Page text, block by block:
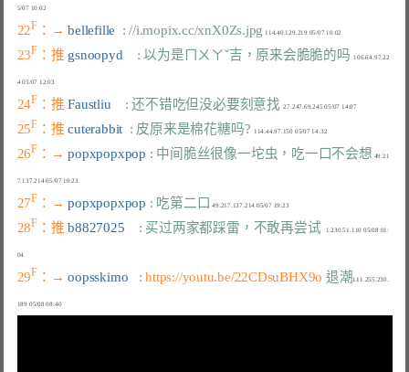
22F ：→ bellefille : //i.mopix.cc/xnX0Zs.jpg
23F ：推 gsnoopyd : 以为是ㄇㄨㄚˇ吉，原来会脆脆的吗
  106.64.97.22
4 05/07 12:03
24F ：推 Faustliu : 还不错吃但没必要刻意找
  27.247.69.245 05/07 14:07
25F ：推 cuterabbit : 皮原来是棉花糖吗?
26F ：→ popxpopxpop : 中间脆丝很像一坨虫，吃一口不会想 49.21
27F ：→ popxpopxpop : 吃第二口 49.217.137.214 05/07 19:23
28F ：推 b8827025 : 买过两家都踩雷，不敢再尝试
   1.230.51.110 05/08 01:
29F ：→ oopsskimo : https://youtu.be/22CDsuBHX9o 退潮 111.255.230.
189 05/08 08:40